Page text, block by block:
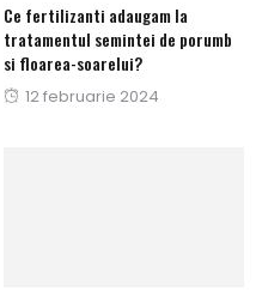
Ce fertilizanti adaugam la
tratamentul semintei de porumb
si floarea-soarelui?
Publicat
12 februarie 2024